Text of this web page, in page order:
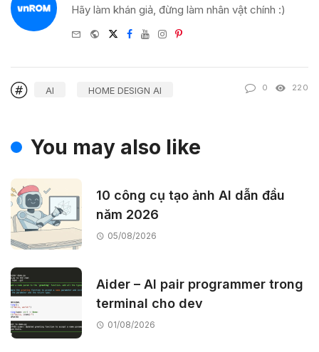
Hãy làm khán giả, đừng làm nhân vật chính :)
e-
WebsiteTwitter
Facebook
YoutubeInstagram
Pinterest
AI HOME DESIGN AI 0 220
You may also like
10 công cụ tạo ảnh AI dẫn đầu
năm 2026
05/08/2026
Aider – AI pair programmer trong
terminal cho dev
01/08/2026